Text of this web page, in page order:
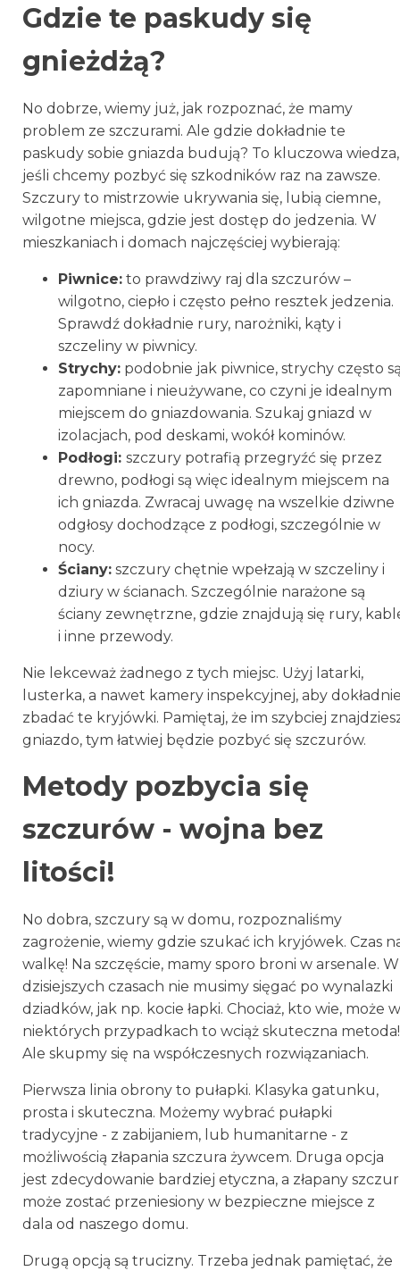
Gdzie te paskudy się
gnieżdżą?
No dobrze, wiemy już, jak rozpoznać, że mamy
problem ze szczurami. Ale gdzie dokładnie te
paskudy sobie gniazda budują? To kluczowa wiedza,
jeśli chcemy pozbyć się szkodników raz na zawsze.
Szczury to mistrzowie ukrywania się, lubią ciemne,
wilgotne miejsca, gdzie jest dostęp do jedzenia. W
mieszkaniach i domach najczęściej wybierają:
Piwnice: to prawdziwy raj dla szczurów –
wilgotno, ciepło i często pełno resztek jedzenia.
Sprawdź dokładnie rury, narożniki, kąty i
szczeliny w piwnicy.
Strychy: podobnie jak piwnice, strychy często
zapomniane i nieużywane, co czyni je idealnym
miejscem do gniazdowania. Szukaj gniazd w
izolacjach, pod deskami, wokół kominów.
Podłogi: szczury potrafią przegryźć się przez
drewno, podłogi są więc idealnym miejscem na
ich gniazda. Zwracaj uwagę na wszelkie dziwne
odgłosy dochodzące z podłogi, szczególnie w
nocy.
Ściany: szczury chętnie wpełzają w szczeliny i
dziury w ścianach. Szczególnie narażone są
ściany zewnętrzne, gdzie znajdują się rury,
i inne przewody.
Nie lekceważ żadnego z tych miejsc. Użyj latarki,
lusterka, a nawet kamery inspekcyjnej, aby
zbadać te kryjówki. Pamiętaj, że im szybciej
gniazdo, tym łatwiej będzie pozbyć się szczurów.
Metody pozbycia się
szczurów - wojna bez
litości!
No dobra, szczury są w domu, rozpoznaliśmy
zagrożenie, wiemy gdzie szukać ich kryjówek. Czas
walkę! Na szczęście, mamy sporo broni w arsenale. W
dzisiejszych czasach nie musimy sięgać po wynalazki
dziadków, jak np. kocie łapki. Chociaż, kto wie, może w
niektórych przypadkach to wciąż skuteczna metoda!
Ale skupmy się na współczesnych rozwiązaniach.
Pierwsza linia obrony to pułapki. Klasyka gatunku,
prosta i skuteczna. Możemy wybrać pułapki
tradycyjne - z zabijaniem, lub humanitarne - z
możliwością złapania szczura żywcem. Druga opcja
jest zdecydowanie bardziej etyczna, a złapany szczur
może zostać przeniesiony w bezpieczne miejsce z
dala od naszego domu.
Drugą opcją są trucizny. Trzeba jednak pamiętać, że